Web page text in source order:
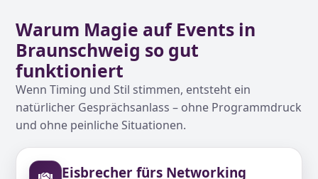
Warum Magie auf Events in
Braunschweig so gut
funktioniert
Wenn Timing und Stil stimmen, entsteht ein
natürlicher Gesprächsanlass – ohne Programmdruck
und ohne peinliche Situationen.
Eisbrecher fürs Networking